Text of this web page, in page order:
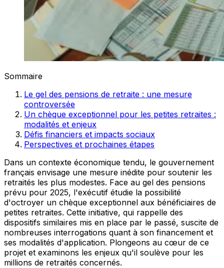
Sommaire
Le gel des pensions de retraite : une mesure
controversée
Un chèque exceptionnel pour les petites retraites :
modalités et enjeux
Défis financiers et impacts sociaux
Perspectives et prochaines étapes
Dans un contexte économique tendu, le gouvernement
français envisage une mesure inédite pour soutenir les
retraités les plus modestes. Face au gel des pensions
prévu pour 2025, l'exécutif étudie la possibilité
d'octroyer un chèque exceptionnel aux bénéficiaires de
petites retraites. Cette initiative, qui rappelle des
dispositifs similaires mis en place par le passé, suscite de
nombreuses interrogations quant à son financement et
ses modalités d'application. Plongeons au cœur de ce
projet et examinons les enjeux qu'il soulève pour les
millions de retraités concernés.